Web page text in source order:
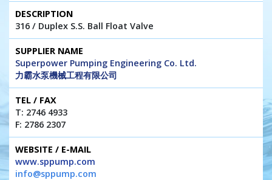
316 / Duplex S.S. Ball Float Valve
Superpower Pumping Engineering Co. Ltd.
力霸水泵機械工程有限公司
T: 2746 4933
F: 2786 2307
www.sppump.com
info@sppump.com